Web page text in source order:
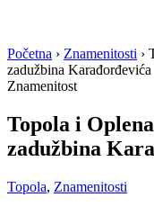
Početna › Znamenitosti ›
zadužbina Karađorđevića
Znamenitost
Topola i
zadužbina
Topola, Znamenitosti